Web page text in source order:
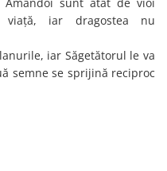
iar dragostea nu
iar Săgetătorul le va
semne se sprijină reciproc